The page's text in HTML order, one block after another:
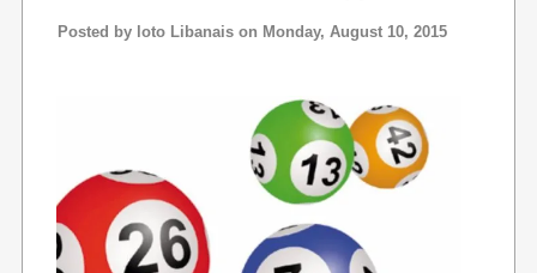
Posted by loto Libanaison Monday, August 10, 2015